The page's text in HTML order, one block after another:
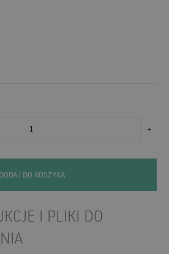
+
DODAJ DO KOSZYKA
I PLIKI DO